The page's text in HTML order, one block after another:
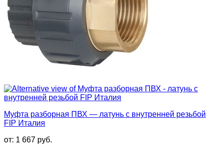
Муфта разборная ПВХ — латунь с внутренней резьбой
FIP Италия
от: 1 667 руб.